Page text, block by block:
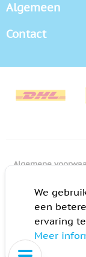
Algemeen
Contact
Algemene
Copyright
We
een
ervaring
Meer